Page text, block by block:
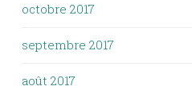
octobre 2017
septembre 2017
août 2017